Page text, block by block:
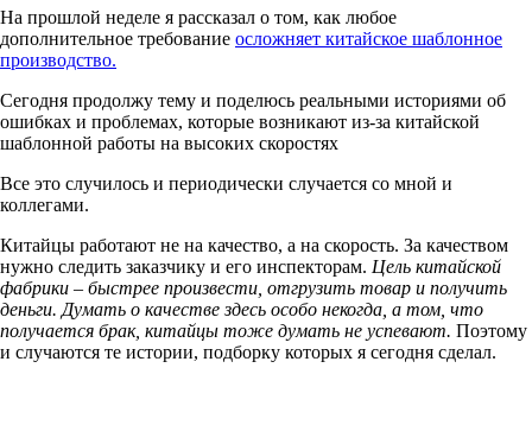
На прошлой неделе я рассказал о том, как любое
дополнительное требование осложняет китайское шаблонное
производство.
Сегодня продолжу тему и поделюсь реальными историями об
ошибках и проблемах, которые возникают из-за китайской
шаблонной работы на высоких скоростях
Все это случилось и периодически случается со мной и
коллегами.
Китайцы работают не на качество, а на скорость. За качеством
нужно следить заказчику и его инспекторам. Цель китайской
фабрики – быстрее произвести, отгрузить товар и получить
деньги. Думать о качестве здесь особо некогда, а том, что
получается брак, китайцы тоже думать не успевают. Поэтому
и случаются те истории, подборку которых я сегодня сделал.